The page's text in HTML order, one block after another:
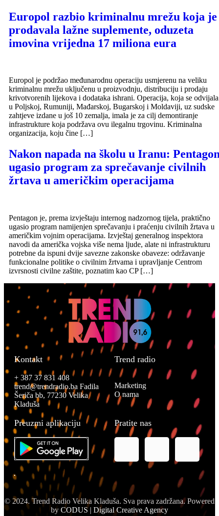
Europol razbio kriminalnu mrežu koja je
prodavala lažne suplemente, oduzeta
imovina vrijedna 17 miliona eura
Europol je podržao međunarodnu operaciju usmjerenu na veliku
kriminalnu mrežu uključenu u proizvodnju, distribuciju i prodaju
krivotvorenih lijekova i dodataka ishrani. Operacija, koja se odvijala
u Poljskoj, Rumuniji, Mađarskoj, Bugarskoj i Moldaviji, uz sudske
zahtjeve izdane u još 10 zemalja, imala je za cilj demontiranje
infrastrukture koja podržava ovu ilegalnu trgovinu. Kriminalna
organizacija, koju čine […]
Nakon napada na školu u Iranu:
ugasio program za sprečavanje civilnih
žrtava u američkim operacijama
Pentagon je, prema izvještaju internog nadzornog tijela, praktično
ugasio program namijenjen sprečavanju i praćenju civilnih žrtava u
američkim vojnim operacijama. Izvještaj generalnog inspektora
navodi da američka vojska više nema ljude, alate ni infrastrukturu
potrebne da ispuni dvije savezne zakonske obaveze: održavanje
funkcionalne politike o civilnim žrtvama i upravljanje Centrom
izvrsnosti civilne zaštite, poznatim kao CP […]
Kontakt
+ 387 37 831 408
trend@trendradio.ba Fadila
Šeriča bb, 77230 Velika
Kladuša
Trend radio
Marketing
O nama
Preuzmi aplikaciju Pratite nas
© 2024. Trend Radio Velika Kladuša. Sva prava zadržana. Powered
by CODUS | Digital Creative Agency